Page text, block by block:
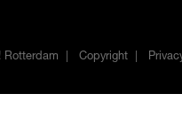
Rotterdam Copyright